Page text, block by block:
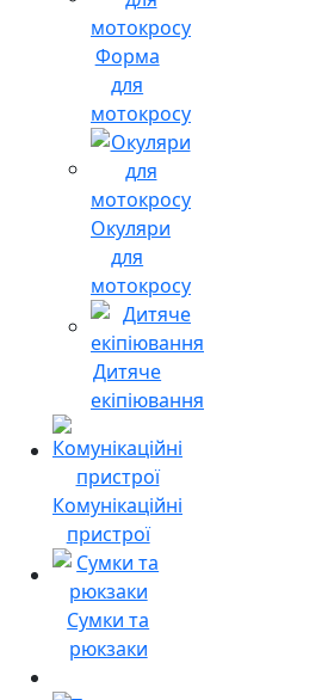
Форма
для
мотокросу
Окуляри
для
мотокросу
Дитяче
екіпіювання
Комунікаційні
пристрої
Сумки та
рюкзаки